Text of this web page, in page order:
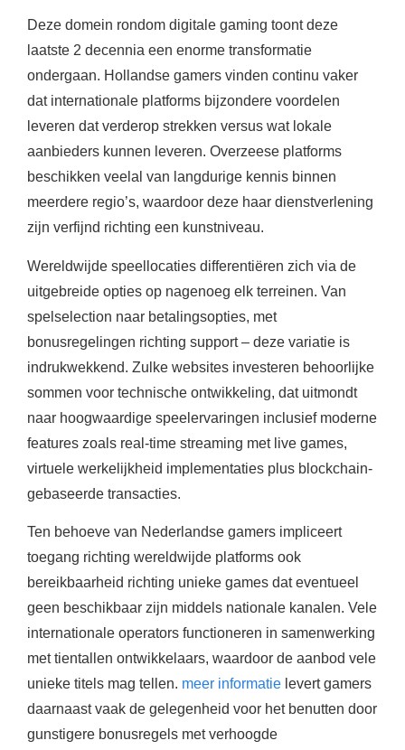
Deze domein rondom digitale gaming toont deze
laatste 2 decennia een enorme transformatie
ondergaan. Hollandse gamers vinden continu vaker
dat internationale platforms bijzondere voordelen
leveren dat verderop strekken versus wat lokale
aanbieders kunnen leveren. Overzeese platforms
beschikken veelal van langdurige kennis binnen
meerdere regio’s, waardoor deze haar dienstverlening
zijn verfijnd richting een kunstniveau.
Wereldwijde speellocaties differentiëren zich via de
uitgebreide opties op nagenoeg elk terreinen. Van
spelselection naar betalingsopties, met
bonusregelingen richting support – deze variatie is
indrukwekkend. Zulke websites investeren behoorlijke
sommen voor technische ontwikkeling, dat uitmondt
naar hoogwaardige speelervaringen inclusief moderne
features zoals real-time streaming met live games,
virtuele werkelijkheid implementaties plus blockchain-
gebaseerde transacties.
Ten behoeve van Nederlandse gamers impliceert
toegang richting wereldwijde platforms ook
bereikbaarheid richting unieke games dat eventueel
geen beschikbaar zijn middels nationale kanalen. Vele
internationale operators functioneren in samenwerking
met tientallen ontwikkelaars, waardoor de aanbod vele
unieke titels mag tellen. meer informatie levert gamers
daarnaast vaak de gelegenheid voor het benutten door
gunstigere bonusregels met verhoogde